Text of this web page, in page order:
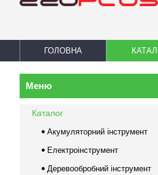
ГОЛОВНА
Каталог
Акумуляторний інструмент
Електроінструмент
Деревообробний інструмент